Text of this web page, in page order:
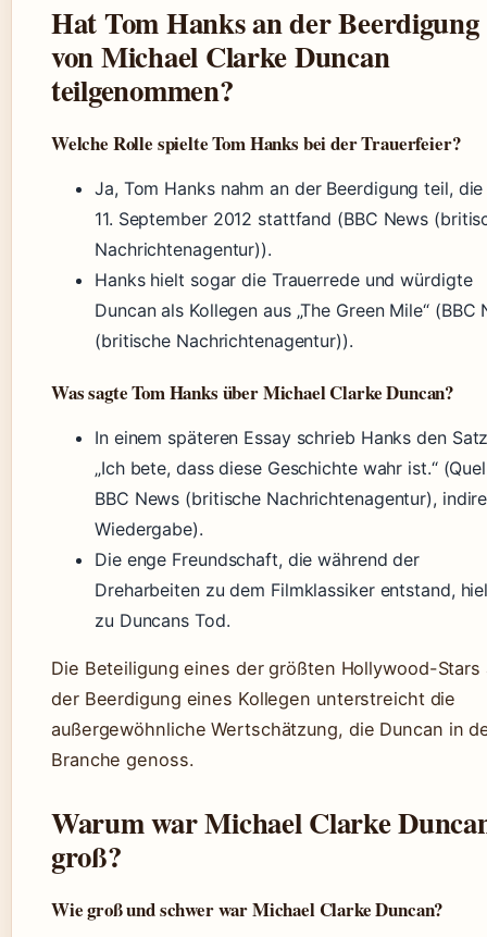
Hat Tom Hanks an der Beerdigung
von Michael Clarke Duncan
teilgenommen?
Welche Rolle spielte Tom Hanks bei der Trauerfeier?
Ja, Tom Hanks nahm an der Beerdigung teil,
11. September 2012 stattfand (BBC News
Nachrichtenagentur)).
Hanks hielt sogar die Trauerrede und würdigte
Duncan als Kollegen aus „The Green Mile“ (BBC
(britische Nachrichtenagentur)).
Was sagte Tom Hanks über Michael Clarke Duncan?
In einem späteren Essay schrieb Hanks den
„Ich bete, dass diese Geschichte wahr ist.“
BBC News (britische Nachrichtenagentur),
Wiedergabe).
Die enge Freundschaft, die während der
Dreharbeiten zu dem Filmklassiker entstand,
zu Duncans Tod.
Die Beteiligung eines der größten Hollywood-Stars
der Beerdigung eines Kollegen unterstreicht die
außergewöhnliche Wertschätzung, die Duncan in
Branche genoss.
Warum war Michael Clarke
groß?
Wie groß und schwer war Michael Clarke Duncan?